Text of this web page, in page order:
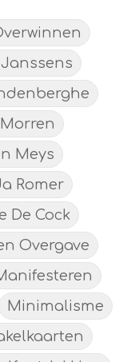
Meys
Romer
De Cock
Overgave
Minimalisme